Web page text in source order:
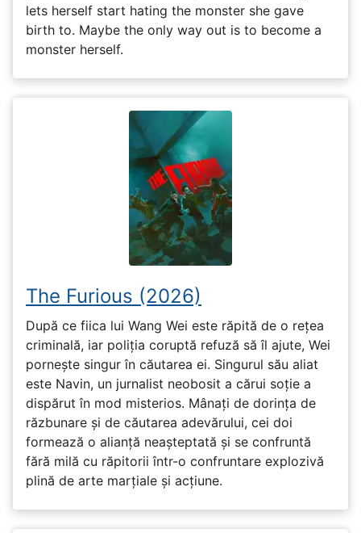
lets herself start hating the monster she gave
birth to. Maybe the only way out is to become a
monster herself.
The Furious (2026)
După ce fiica lui Wang Wei este răpită de o rețea
criminală, iar poliția coruptă refuză să îl ajute, Wei
pornește singur în căutarea ei. Singurul său aliat
este Navin, un jurnalist neobosit a cărui soție a
dispărut în mod misterios. Mânați de dorința de
răzbunare și de căutarea adevărului, cei doi
formează o alianță neașteptată și se confruntă
fără milă cu răpitorii într-o confruntare explozivă
plină de arte marțiale și acțiune.